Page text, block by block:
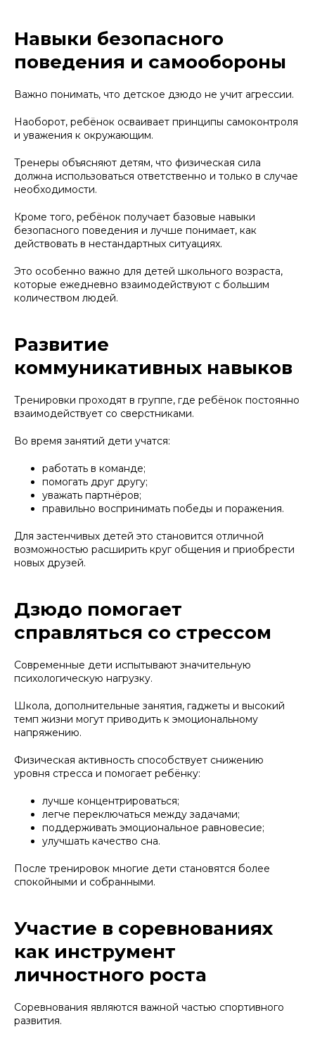
Навыки безопасного
поведения и самообороны
Важно понимать, что детское дзюдо не учит агрессии.
Наоборот, ребёнок осваивает принципы самоконтроля
и уважения к окружающим.
Тренеры объясняют детям, что физическая сила
должна использоваться ответственно и только в случае
необходимости.
Кроме того, ребёнок получает базовые навыки
безопасного поведения и лучше понимает, как
действовать в нестандартных ситуациях.
Это особенно важно для детей школьного возраста,
которые ежедневно взаимодействуют с большим
количеством людей.
Развитие
коммуникативных навыков
Тренировки проходят в группе, где ребёнок постоянно
взаимодействует со сверстниками.
Во время занятий дети учатся:
работать в команде;
помогать друг другу;
уважать партнёров;
правильно воспринимать победы и поражения.
Для застенчивых детей это становится отличной
возможностью расширить круг общения и приобрести
новых друзей.
Дзюдо помогает
справляться со стрессом
Современные дети испытывают значительную
психологическую нагрузку.
Школа, дополнительные занятия, гаджеты и высокий
темп жизни могут приводить к эмоциональному
напряжению.
Физическая активность способствует снижению
уровня стресса и помогает ребёнку:
лучше концентрироваться;
легче переключаться между задачами;
поддерживать эмоциональное равновесие;
улучшать качество сна.
После тренировок многие дети становятся более
спокойными и собранными.
Участие в соревнованиях
как инструмент
личностного роста
Соревнования являются важной частью спортивного
развития.